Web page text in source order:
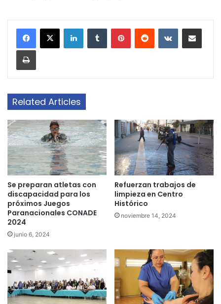
LinkedInTumblr PinterestReddit VKontakteShare via Email
Print
Related Articles
Se preparan atletas con
discapacidad para los
próximos Juegos
Paranacionales CONADE
2024
junio 6, 2024
Refuerzan trabajos de
limpieza en Centro
Histórico
noviembre 14, 2024